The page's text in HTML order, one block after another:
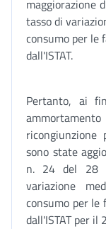
maggiorazione
tasso di
consumo per le
dall'ISTAT.
Pertanto, ai
sono state
n. 24 del 28
variazione
consumo per le
dall'ISTAT per il